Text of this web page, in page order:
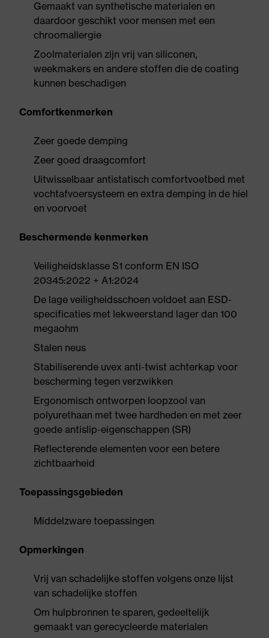
Gemaakt van synthetische materialen en
daardoor geschikt voor mensen met een
chroomallergie
Zoolmaterialen zijn vrij van siliconen,
weekmakers en andere stoffen die de coating
kunnen beschadigen
Comfortkenmerken
Zeer goede demping
Zeer goed draagcomfort
Uitwisselbaar antistatisch comfortvoetbed met
vochtafvoersysteem en extra demping in de hiel
en voorvoet
Beschermende kenmerken
Veiligheidsklasse S1 conform EN ISO
20345:2022 + A1:2024
De lage veiligheidsschoen voldoet aan ESD-
specificaties met lekweerstand lager dan 100
megaohm
Stalen neus
Stabiliserende uvex anti-twist achterkap voor
bescherming tegen verzwikken
Ergonomisch ontworpen loopzool van
polyurethaan met twee hardheden en met zeer
goede antislip-eigenschappen (SR)
Reflecterende elementen voor een betere
zichtbaarheid
Toepassingsgebieden
Middelzware toepassingen
Opmerkingen
Vrij van schadelijke stoffen volgens onze lijst
van schadelijke stoffen
Om hulpbronnen te sparen, gedeeltelijk
gemaakt van gerecycleerde materialen